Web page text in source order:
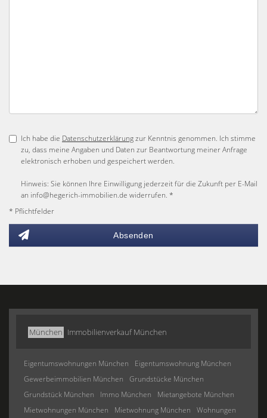
Ich habe die Datenschutzerklärungzur Kenntnis genommen. Ich stimme
zu, dass meine Angaben und Daten zur Beantwortung meiner Anfrage
elektronisch erhoben und gespeichert werden.
Hinweis: Sie können Ihre Einwilligung jederzeit für die Zukunft per E-Mail
an info@hegerich-immobilien.de widerrufen. *
* Pflichtfelder
Absenden
München Immobilienverkauf München
Eigentumswohnungen München
Eigentumswohnung München
Gewerbeimmobilien München
Grundstücke München
Grundstück München
Immo München
Mietangebote München
Mietwohnungen München
Mietwohnung München
Wohnungen